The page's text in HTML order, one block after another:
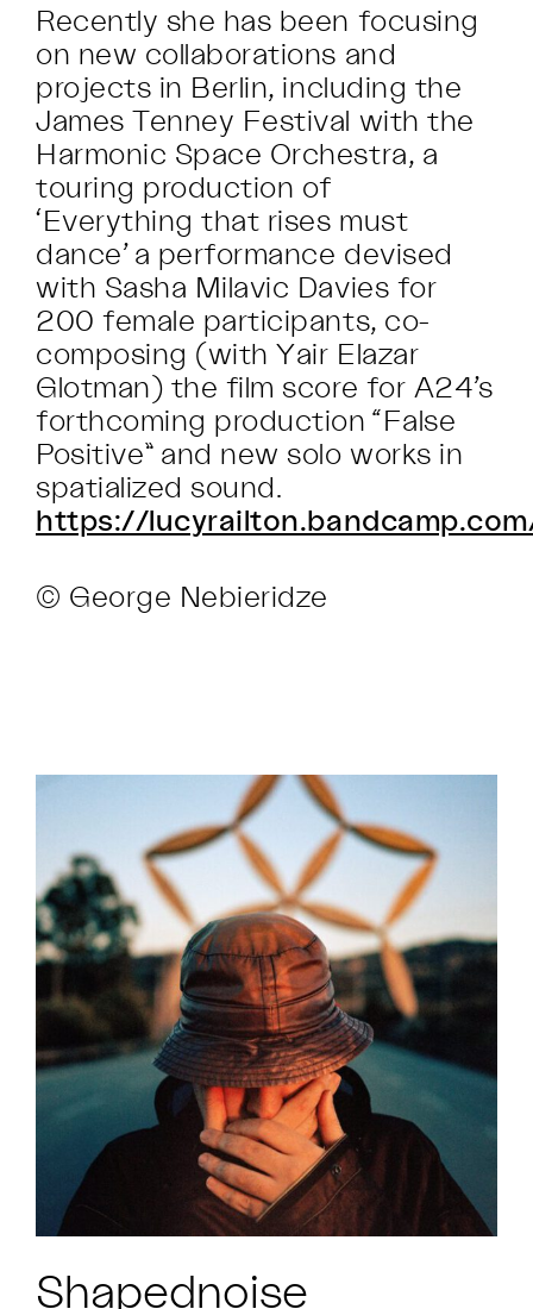
Recently she has been focusing
on new collaborations and
projects in Berlin, including the
James Tenney Festival with the
Harmonic Space Orchestra, a
touring production of
‘Everything that rises must
dance’ a performance devised
with Sasha Milavic Davies for
200 female participants, co-
composing (with Yair Elazar
Glotman) the film score for A24’s
forthcoming production “False
Positive” and new solo works in
spatialized sound.
https://
© George Nebieridze
Shapednoise